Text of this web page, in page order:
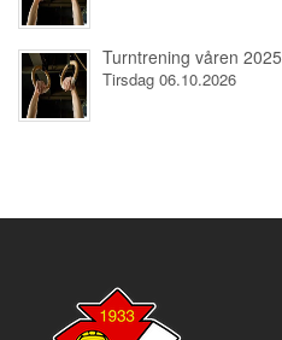
Turntrening våren 2025
Tirsdag 06.10.2026